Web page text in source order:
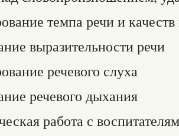
темпа речи и качеств
выразительности речи
речевого слуха
речевого дыхания
работа с